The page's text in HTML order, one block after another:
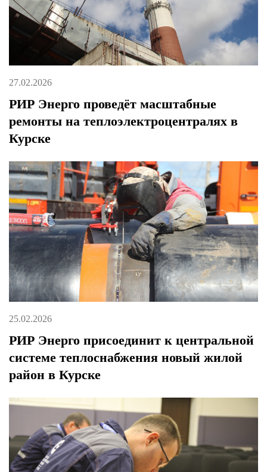
27.02.2026
РИР Энерго проведёт масштабные
ремонты на теплоэлектроцентралях в
Курске
25.02.2026
РИР Энерго присоединит к центральной
системе теплоснабжения новый жилой
район в Курске